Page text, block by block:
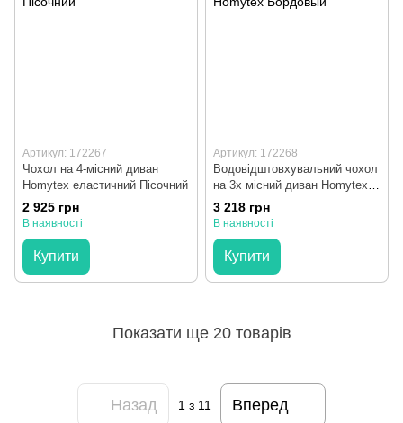
Артикул: 172267
Чохол на 4-місний диван
Homytex еластичний Пісочний
2 925 грн
В наявності
Купити
Артикул: 172268
Водовідштовхувальний чохол
на 3х місний диван Homytex
Бордовый
3 218 грн
В наявності
Купити
Показати ще 20 товарів
Назад 1 з 11 Вперед